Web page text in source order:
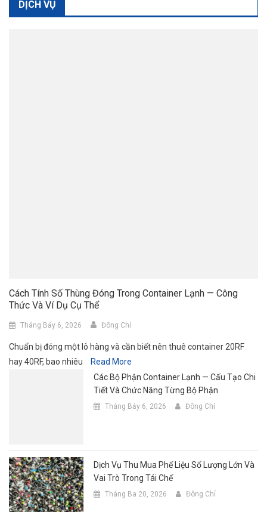
DỊCH VỤ
Cách Tính Số Thùng Đóng Trong Container Lạnh — Công
Thức Và Ví Dụ Cụ Thể
Tháng Bảy 6, 2026 Đông Chí
Chuẩn bị đóng một lô hàng và cần biết nên thuê container 20RF
hay 40RF, bao nhiêu
Read More
Các Bộ Phận Container Lạnh — Cấu Tạo Chi
Tiết Và Chức Năng Từng Bộ Phận
Tháng Bảy 6, 2026 Đông Chí
Dịch Vụ Thu Mua Phế Liệu Số Lượng Lớn Và
Vai Trò Trong Tái Chế
Tháng Ba 20, 2026 Đông Chí